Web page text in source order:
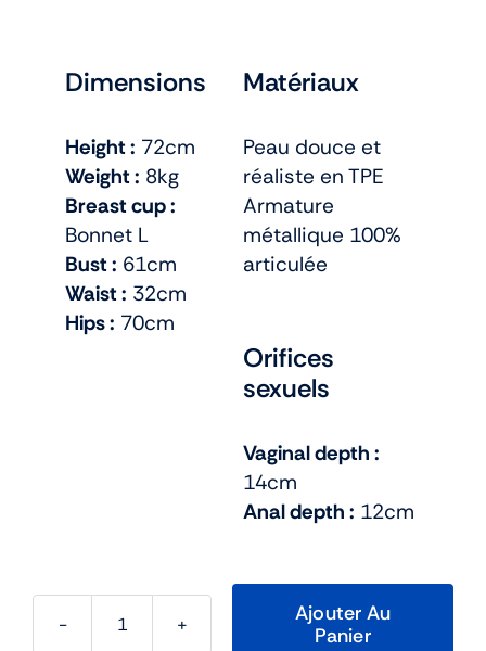
Dimensions
Height : 72cm
Weight : 8kg
Breast cup :
Bonnet L
Bust : 61cm
Waist : 32cm
Hips : 70cm
Matériaux
Peau douce et
réaliste en TPE
Armature
métallique 100%
articulée
Orifices
sexuels
Vaginal depth :
14cm
Anal depth : 12cm
quantité
Ajouter Au
Panier